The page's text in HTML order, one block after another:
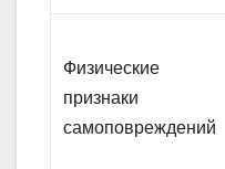
Физические
признаки
самоповреждений